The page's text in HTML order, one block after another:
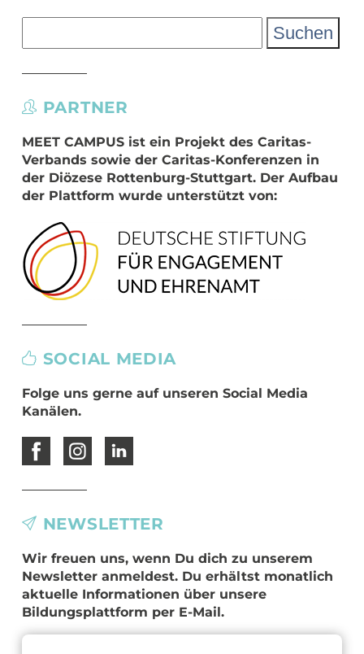
PARTNER
MEET CAMPUSist ein Projekt des Caritas-
Verbands sowie der Caritas-Konferenzen in
der Diözese Rottenburg-Stuttgart. Der Aufbau
der Plattform wurde unterstützt von:
SOCIAL MEDIA
Folge uns gerne auf unseren Social Media
Kanälen.
NEWSLETTER
Wir freuen uns, wenn Du dich zu unserem
Newsletter anmeldest. Du erhältst monatlich
aktuelle Informationen über unsere
Bildungsplattform per E-Mail.